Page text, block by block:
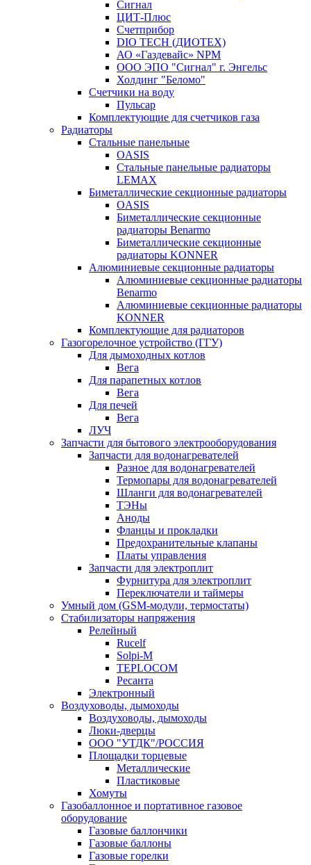
Сигнал
ЦИТ-Плюс
Счетприбор
DIO TECH (ДИОТЕХ)
АО «Газдевайс» NPM
ООО ЭПО "Сигнал" г. Энгельс
Холдинг "Беломо"
Счетчики на воду
Пульсар
Комплектующие для счетчиков газа
Радиаторы
Стальные панельные
OASIS
Стальные панельные радиаторы
LEMAX
Биметаллические секционные радиаторы
OASIS
Биметаллические секционные
радиаторы Benarmo
Биметаллические секционные
радиаторы KONNER
Алюминиевые секционные радиаторы
Алюминиевые секционные радиаторы
Benarmo
Алюминиевые секционные радиаторы
KONNER
Комплектующие для радиаторов
Газогорелочное устройство (ГГУ)
Для дымоходных котлов
Вега
Для парапетных котлов
Вега
Для печей
Вега
ЛУЧ
Запчасти для бытового электрооборудования
Запчасти для водонагревателей
Разное для водонагревателей
Термопары для водонагревателей
Шланги для водонагревателей
ТЭНы
Аноды
Фланцы и прокладки
Предохранительные клапаны
Платы управления
Запчасти для электроплит
Фурнитура для электроплит
Переключатели и таймеры
Умный дом (GSM-модули, термостаты)
Cтабилизаторы напряжения
Релейный
Rucelf
Solpi-M
TEPLOCOM
Ресанта
Электронный
Воздуховоды, дымоходы
Воздуховоды, дымоходы
Люки-дверцы
ООО "УТДК"/РОССИЯ
Площадки торцевые
Металлические
Пластиковые
Хомуты
Газобаллонное и портативное газовое
оборудование
Газовые баллончики
Газовые баллоны
Газовые горелки